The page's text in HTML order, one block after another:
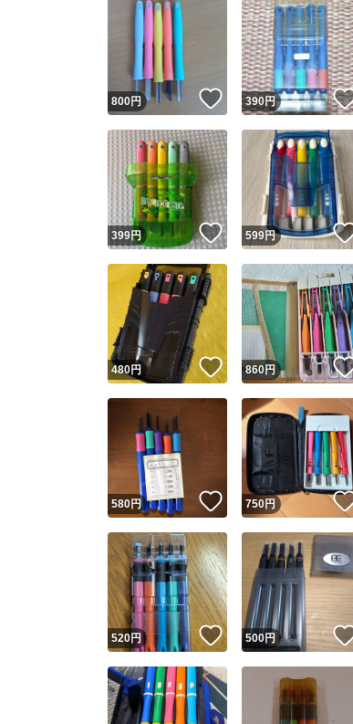
800円 いいね！
390円
399円 いいね！
599円
480円 いいね！
860円
580円 いいね！
750円
520円 いいね！
500円